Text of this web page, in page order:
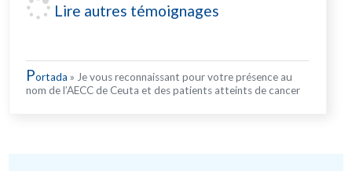
Lire autres témoignages
Portada » Je vous reconnaissant pour votre présence au
nom de l’AECC de Ceuta et des patients atteints de cancer